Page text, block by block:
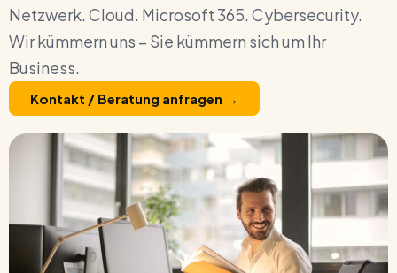
Netzwerk. Cloud. Microsoft 365. Cybersecurity.
Wir kümmern uns – Sie kümmern sich um Ihr
Business.
Kontakt / Beratung anfragen →